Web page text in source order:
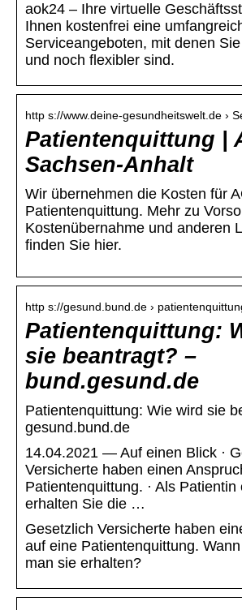
aok24 – Ihre virtuelle
Ihnen kostenfrei eine
Serviceangeboten, mit denen
und noch flexibler sind.
http s://www.deine-gesundheitswelt.de ›
Patientenquittung |
Sachsen-Anhalt
Wir übernehmen die Kosten für
Patientenquittung. Mehr zu
Kostenübernahme und anderen
finden Sie hier.
http s://gesund.bund.de ›
Patientenquittung:
sie beantragt? –
bund.gesund.de
Patientenquittung: Wie wird sie
gesund.bund.de
14.04.2021 — Auf einen Blick ·
Versicherte haben einen
Patientenquittung. · Als
erhalten Sie die …
Gesetzlich Versicherte haben
auf eine Patientenquittung.
man sie erhalten?